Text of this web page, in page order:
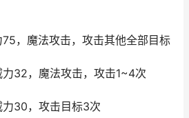
75，魔法攻击，攻击其他全部目标
力32，魔法攻击，攻击1~4次
力30，攻击目标3次